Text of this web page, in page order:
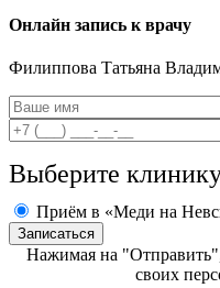
Онлайн запись к врачу
Филиппова Татьяна
Выберите
Приём в «Меди на
Нажимая на
своих